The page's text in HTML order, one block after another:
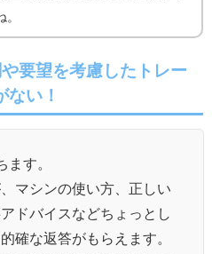
。
要望を考慮したトレー
ない！
ます。
マシンの使い方、正しい
ドバイスなどちょっとし
確な返答がもらえます。